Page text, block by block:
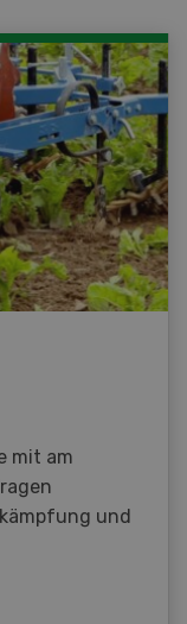
mit am
und